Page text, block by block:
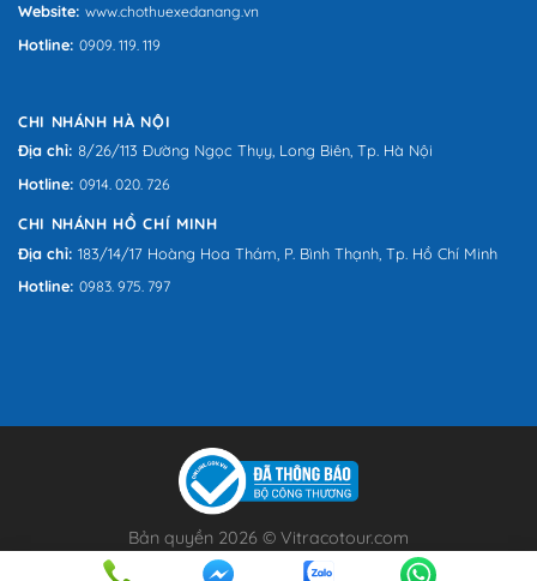
Website: www.chothuexedanang.vn
Hotline: 0909. 119. 119
CHI NHÁNH HÀ NỘI
Địa chỉ: 8/26/113 Đường Ngọc Thụy, Long Biên, Tp. Hà Nội
Hotline: 0914. 020. 726
CHI NHÁNH HỒ CHÍ MINH
Địa chỉ: 183/14/17 Hoàng Hoa Thám, P. Bình Thạnh, Tp. Hồ Chí Minh
Hotline: 0983. 975. 797
Bản quyền 2026 © Vitracotour.com
text-mobile